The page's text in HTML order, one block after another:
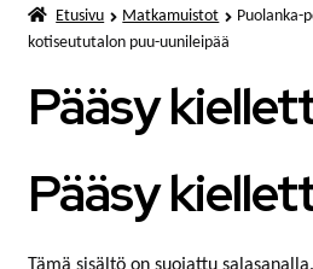
TAPAHTUMAT
KUNTOSALI
KANSALAISOPISTO
Etusivu Matkamuistot
Puolanka-
kotiseututalon puu-uunileipää
Pääsy
Pääsy